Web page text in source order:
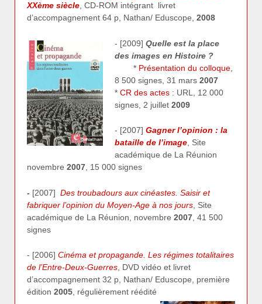
XXème siècle, CD-ROM intégrant livret
d’accompagnement 64 p, Nathan/ Eduscope, 2008
- [2009] Quelle est la place
des images en Histoire ?
* Présentation du colloque
8 500 signes, 31 mars 2007
* CR des actes : URL, 12 000
signes, 2 juillet 2009
- [2007] Gagner l’opinion : la
bataille de l’image , Site
académique de La Réunion
novembre 2007 , 15 000 signes
- [2007] Des troubadours aux cinéastes. Saisir et
fabriquer l’opinion du Moyen-Age à nos jours , Site
académique de La Réunion, novembre 2007 , 41 500
signes
- [2006] Cinéma et propagande. Les régimes totalitaires
de l’Entre-Deux-Guerres , DVD vidéo et livret
d’accompagnement 32 p, Nathan/ Eduscope, première
édition 2005 , régulièrement réédité